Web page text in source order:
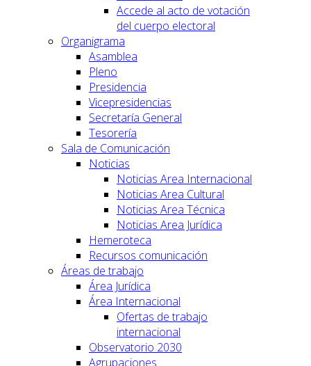
Accede al acto de votación
del cuerpo electoral
Organigrama
Asamblea
Pleno
Presidencia
Vicepresidencias
Secretaría General
Tesorería
Sala de Comunicación
Noticias
Noticias Area Internacional
Noticias Area Cultural
Noticias Area Técnica
Noticias Area Jurídica
Hemeroteca
Recursos comunicación
Áreas de trabajo
Área Jurídica
Área Internacional
Ofertas de trabajo
internacional
Observatorio 2030
Agrupaciones